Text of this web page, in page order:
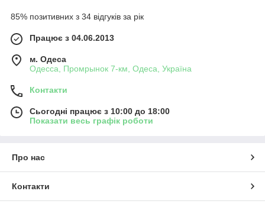
85% позитивних з 34 відгуків за рік
Працює з 04.06.2013
м. Одеса
Одесса, Промрынок 7-км, Одеса, Україна
Контакти
Сьогодні працює з 10:00 до 18:00
Показати весь графік роботи
Про нас
Контакти